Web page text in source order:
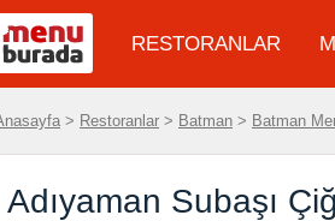
RESTORANLAR
> Restoranlar > Batman > Batman
Adıyaman Subaşı